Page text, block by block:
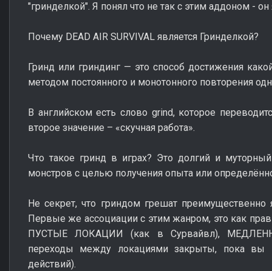
"гринделкой". Я понял что не так с этим аддоном -
Почему DEAD AIR SURVIVAL является Гринделкой?
Гринд или гриндинг — это способ достижения
методом постоянного и монотонного повторения
В английском есть слово grind, которое
второе значение – «скучная работа».
Что такое гринд в играх? Это долгий и
монстров с целью получения опыта или
Не секрет, что гриндом грешат преимущественно
Первые же ассоциации с этим жанром, это как
ПУСТЫЕ ЛОКАЦИИ (как в Сурвайвл),
переходы между локациями закрыты, пока вы
действий).